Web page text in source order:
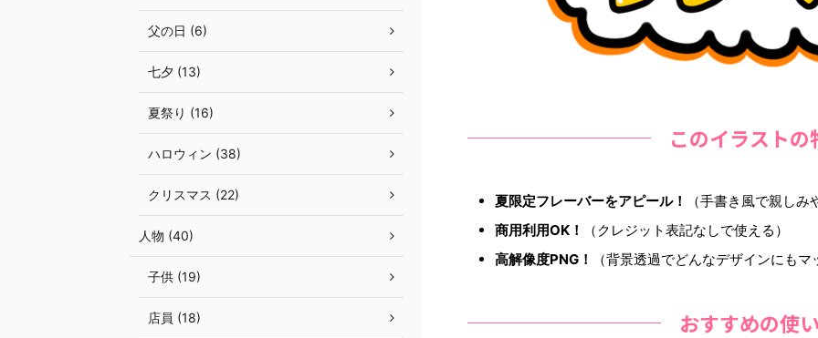
このイラストの
夏限定フレーバーをアピール！
（手書き風で親しみ
商用利用OK！
（クレジット表記なしで使える）
高解像度PNG！
（背景透過でどんなデザインにもマ
おすすめの使
父の日 (6)
七夕 (13)
夏祭り (16)
ハロウィン (38)
クリスマス (22)
人物 (40)
子供 (19)
店員 (18)